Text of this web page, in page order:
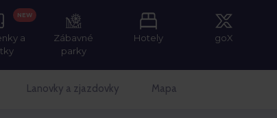
a
NEW
Zábavné
parky
Hotely goX
Lanovky a zjazdovky Mapa